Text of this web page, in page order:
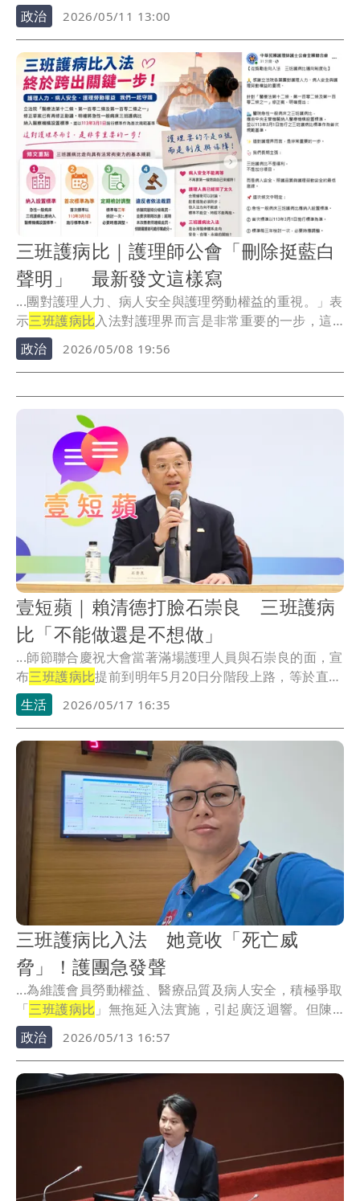
碑...
政治 2026/05/11 13:00
三班護病比｜護理師公會「刪除挺藍白
聲明」 最新發文這樣寫
...團對護理人力、病人安全與護理勞動權益的重視。」表
示三班護病比入法對護理界而言是非常重要的一步，這
次修...
政治 2026/05/08 19:56
壹短蘋｜賴清德打臉石崇良 三班護病
比「不能做還是不想做」
...師節聯合慶祝大會當著滿場護理人員與石崇良的面，宣
布三班護病比提前到明年5月20日分階段上路，等於直
接...
生活 2026/05/17 16:35
三班護病比入法 她竟收「死亡威
脅」！護團急發聲
...為維護會員勞動權益、醫療品質及病人安全，積極爭取
「三班護病比 」無拖延入法實施，引起廣泛迴響。但陳
玉鳳...
政治 2026/05/13 16:57